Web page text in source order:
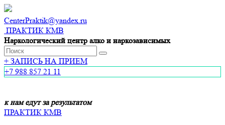
CenterPraktik@yandex.ru
ПРАКТИК КМВ
Наркологический центр алко и наркозависимых
+ ЗАПИСЬ НА ПРИЕМ
+7 988 857 21 11
к нам едут за результатом
ПРАКТИК КМВ